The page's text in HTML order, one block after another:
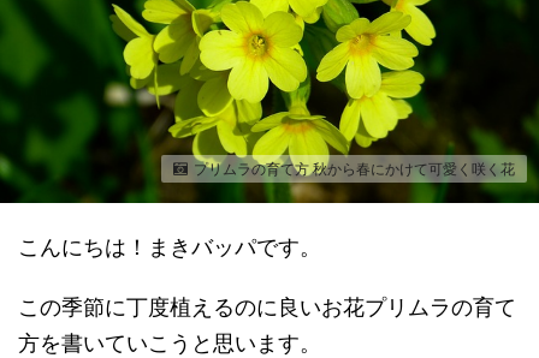
プリムラの育て方 秋から春にかけて可愛く咲く花
こんにちは！まきバッパです。
この季節に丁度植えるのに良いお花プリムラの育て
方を書いていこうと思います。